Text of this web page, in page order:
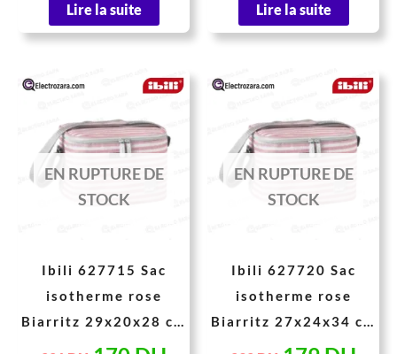
Lire la suite Lire la suite
EN RUPTURE DE
STOCK
Ibili 627715 Sac
isotherme rose
Biarritz 29x20x28 cm
15 litres
initial
était :
221 DH.
Le
actuel
170 DH.
EN RUPTURE DE
STOCK
Ibili 627720 Sac
isotherme rose
Biarritz 27x24x34 cm
20 litres
initial
était :
232 DH.
Le